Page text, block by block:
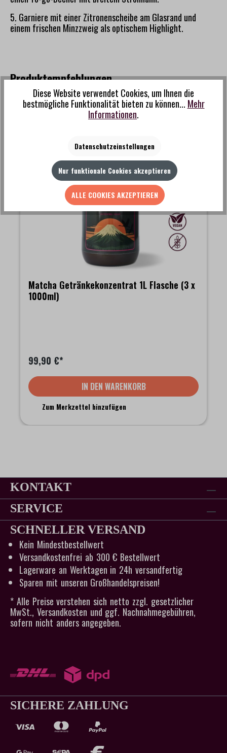
5. Garniere mit einer Zitronenscheibe am Glasrand und
einem frischen Minzzweig als optischem Highlight.
Produktempfehlungen
Produktgalerie überspringen
Matcha Getränkekonzentrat 1L Flasche (3 x
1000ml)
99,90 €*
IN DEN WARENKORB
Zum Merkzettel hinzufügen
KONTAKT
SERVICE
SCHNELLER VERSAND
Kein Mindestbestellwert
Versandkostenfrei ab 300 € Bestellwert
Lagerware an Werktagen in 24h versandfertig
Sparen mit unseren Großhandelspreisen!
* Alle Preise verstehen sich netto zzgl. gesetzlicher
MwSt., Versandkosten und ggf. Nachnahmegebühren,
sofern nicht anders angegeben.
SICHERE ZAHLUNG
Diese Website verwendet Cookies, um Ihnen die
bestmögliche Funktionalität bieten zu können... Mehr
Informationen.
Datenschutzeinstellungen
Nur funktionale Cookies akzeptieren
ALLE COOKIES AKZEPTIEREN